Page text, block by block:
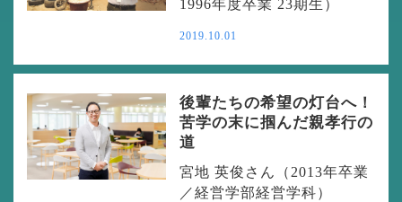
1996年度卒業 23期生）
2019.10.01
後輩たちの希望の灯台へ！
苦学の末に掴んだ親孝行の
道
宮地 英俊さん（2013年卒業
／経営学部経営学科）